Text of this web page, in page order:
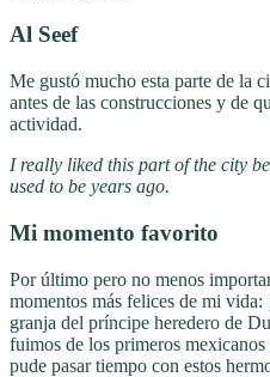
Al Seef
Me gustó mucho esta parte de la
antes de las construcciones y de
actividad.
I really liked this part of the city
used to be years ago.
Mi momento favorito
Por último pero no menos
momentos más felices de mi vida:
granja del príncipe heredero de
fuimos de los primeros
pude pasar tiempo con estos